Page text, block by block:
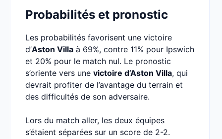
Probabilités et pronostic
Les probabilités favorisent une victoire
d’Aston Villa à 69%, contre 11% pour Ipswich
et 20% pour le match nul. Le pronostic
s’oriente vers une victoire d’Aston Villa, qui
devrait profiter de l’avantage du terrain et
des difficultés de son adversaire.
Lors du match aller, les deux équipes
s’étaient séparées sur un score de 2-2.